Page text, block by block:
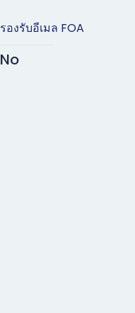
รองรับอีเมล FOA
No